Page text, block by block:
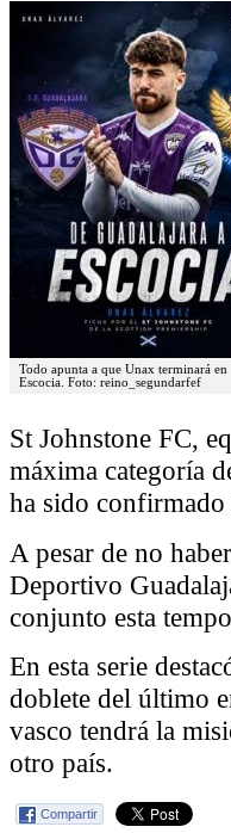
Todo apunta a que Unax terminará en
Escocia. Foto: reino_segundarfef
St Johnstone FC,
máxima categoría
ha sido
A pesar de no
Deportivo
conjunto esta
En esta serie
doblete del último
vasco tendrá la
otro país.
Compartir